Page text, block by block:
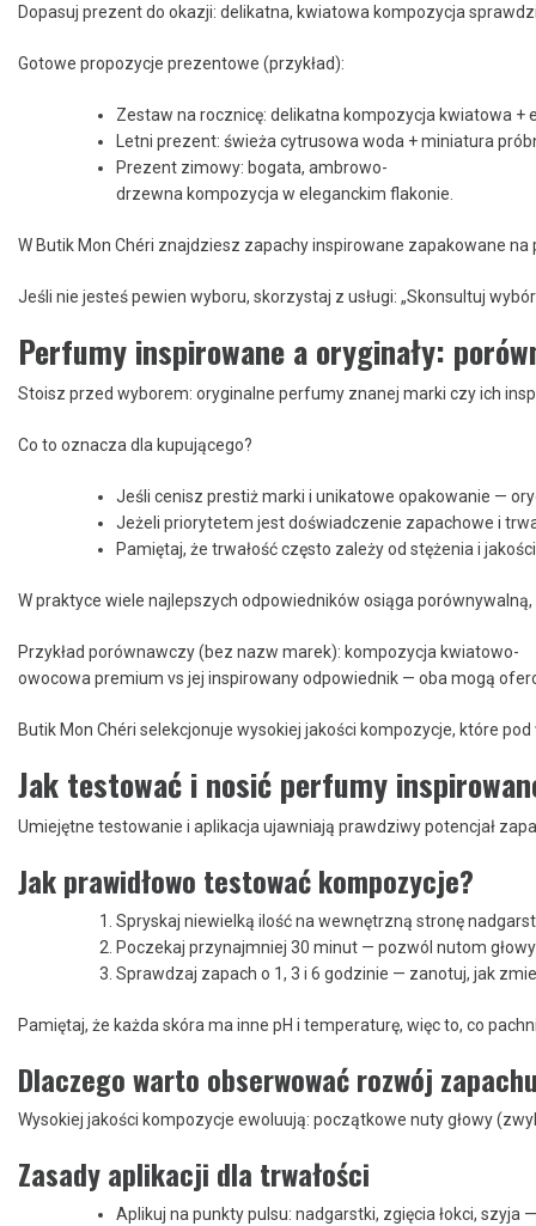
Dopasuj prezent do okazji: delikatna, kwiatowa kompozycja
Gotowe propozycje prezentowe (przykład):
Zestaw na rocznicę: delikatna kompozycja kwiatowa +
Letni prezent: świeża cytrusowa woda + miniatura
Prezent zimowy: bogata, ambrowo-
drzewna kompozycja w eleganckim flakonie.
W Butik Mon Chéri znajdziesz zapachy inspirowane zapakowane
Jeśli nie jesteś pewien wyboru, skorzystaj z usługi: „Skonsultuj
Perfumy inspirowane a oryginały:
Stoisz przed wyborem: oryginalne perfumy znanej marki czy ich
Co to oznacza dla kupującego?
Jeśli cenisz prestiż marki i unikatowe opakowanie —
Jeżeli priorytetem jest doświadczenie zapachowe i
Pamiętaj, że trwałość często zależy od stężenia i
W praktyce wiele najlepszych odpowiedników osiąga
Przykład porównawczy (bez nazw marek): kompozycja kwiatowo-
owocowa premium vs jej inspirowany odpowiednik — oba mogą
Butik Mon Chéri selekcjonuje wysokiej jakości kompozycje, które
Jak testować i nosić perfumy
Umiejętne testowanie i aplikacja ujawniają prawdziwy potencjał
Jak prawidłowo testować kompozycje?
Spryskaj niewielką ilość na wewnętrzną stronę
Poczekaj przynajmniej 30 minut — pozwól nutom
Sprawdzaj zapach o 1, 3 i 6 godzinie — zanotuj, jak
Pamiętaj, że każda skóra ma inne pH i temperaturę, więc to, co
Dlaczego warto obserwować rozwój
Wysokiej jakości kompozycje ewoluują: początkowe nuty głowy
Zasady aplikacji dla trwałości
Aplikuj na punkty pulsu: nadgarstki, zgięcia łokci, szyja